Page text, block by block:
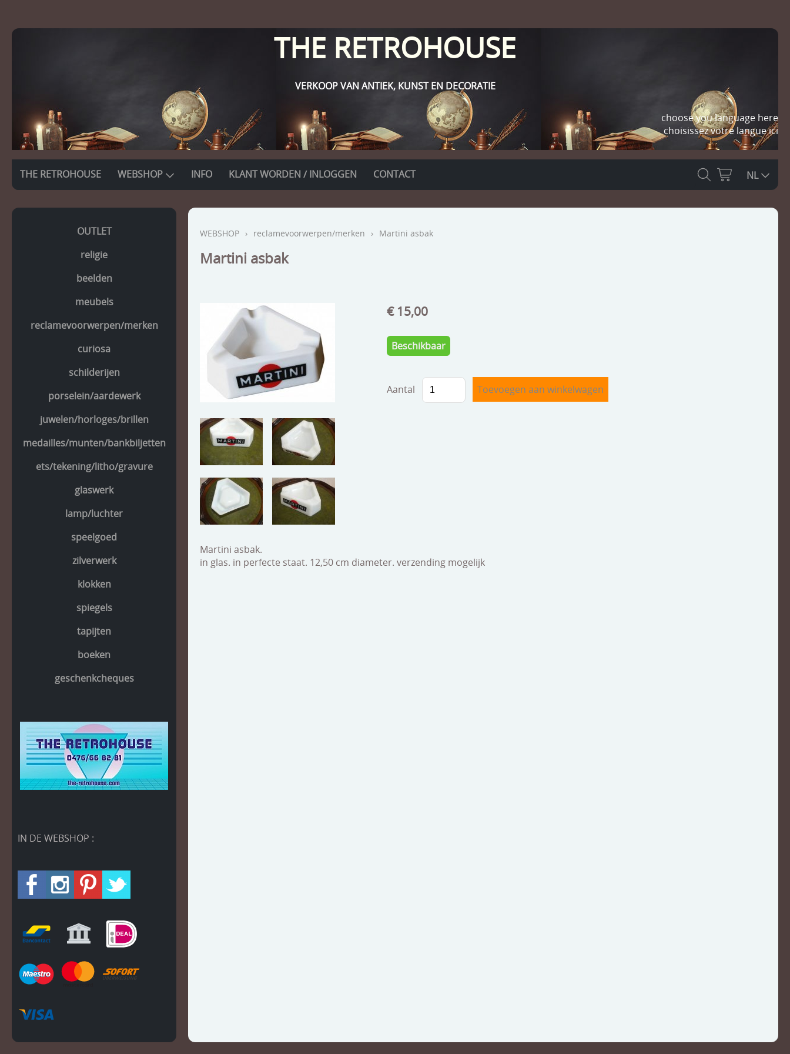
THE RETROHOUSE
VERKOOP VAN ANTIEK, KUNST EN DECORATIE
choose you language here
choisissez votre langue ici
THE RETROHOUSE WEBSHOP INFO KLANT WORDEN / INLOGGEN CONTACT NL
OUTLET
religie
beelden
meubels
reclamevoorwerpen/merken
curiosa
schilderijen
porselein/aardewerk
juwelen/horloges/brillen
medailles/munten/bankbiljetten
ets/tekening/litho/gravure
glaswerk
lamp/luchter
speelgoed
zilverwerk
klokken
spiegels
tapijten
boeken
geschenkcheques
IN DE WEBSHOP :
WEBSHOP › reclamevoorwerpen/merken › Martini asbak
Martini asbak
€ 15,00
Beschikbaar
Aantal
Martini asbak.
in glas. in perfecte staat. 12,50 cm diameter. verzending mogelijk